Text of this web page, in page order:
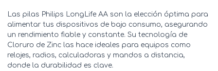
Las pilas Philips LongLife AA son la elección óptima para
alimentar tus dispositivos de bajo consumo, asegurando
un rendimiento fiable y constante. Su tecnología de
Cloruro de Zinc las hace ideales para equipos como
relojes, radios, calculadoras y mandos a distancia,
donde la durabilidad es clave.